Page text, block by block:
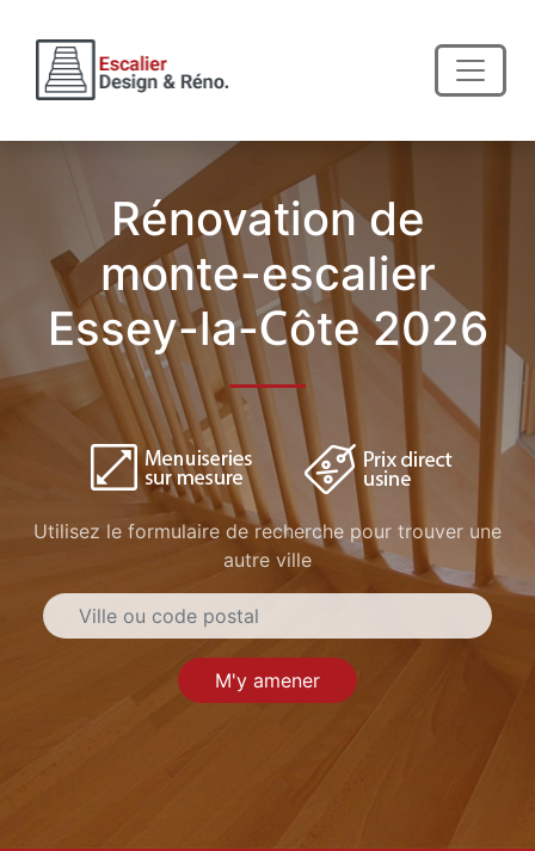
Rénovation de
monte-escalier
Essey-la-Côte 2026
Utilisez le formulaire de recherche pour trouver une
autre ville
M'y amener